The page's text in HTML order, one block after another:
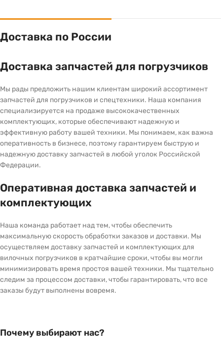
Доставка по России
Доставка запчастей для погрузчиков
Мы рады предложить нашим клиентам широкий ассортимент
запчастей для погрузчиков и спецтехники. Наша компания
специализируется на продаже высококачественных
комплектующих, которые обеспечивают надежную и
эффективную работу вашей техники. Мы понимаем, как важна
оперативность в бизнесе, поэтому гарантируем быструю и
надежную доставку запчастей в любой уголок Российской
Федерации.
Оперативная доставка запчастей и
комплектующих
Наша команда работает над тем, чтобы обеспечить
максимальную скорость обработки заказов и доставки. Мы
осуществляем доставку запчастей и комплектующих для
вилочных погрузчиков в кратчайшие сроки, чтобы вы могли
минимизировать время простоя вашей техники. Мы тщательно
следим за процессом доставки, чтобы гарантировать, что все
заказы будут выполнены вовремя.
Почему выбирают нас?